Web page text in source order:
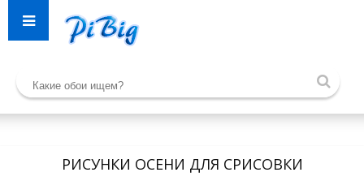
РИСУНКИ ОСЕНИ ДЛЯ СРИСОВКИ